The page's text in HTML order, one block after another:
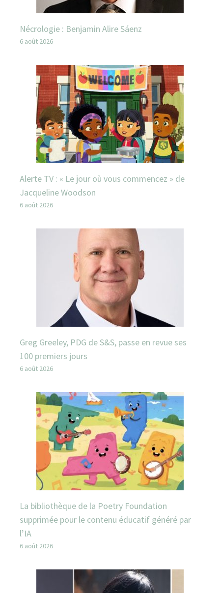
Nécrologie : Benjamin Alire Sáenz
6 août 2026
Alerte TV : « Le jour où vous commencez » de
Jacqueline Woodson
6 août 2026
Greg Greeley, PDG de S&S, passe en revue ses
100 premiers jours
6 août 2026
La bibliothèque de la Poetry Foundation
supprimée pour le contenu éducatif généré par
l’IA
6 août 2026